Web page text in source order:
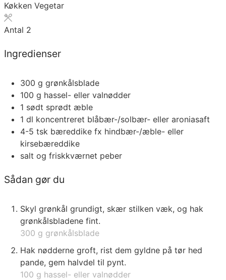
Køkken Vegetar
Antal 2
Ingredienser
300 g grønkålsblade
100 g hassel- eller valnødder
1 sødt sprødt æble
1 dl koncentreret blåbær-/solbær- eller aroniasaft
4-5 tsk bæreddike fx hindbær-/æble- eller
kirsebæreddike
salt og friskkværnet peber
Sådan gør du
Skyl grønkål grundigt, skær stilken væk, og hak
grønkålsbladene fint.
300 g grønkålsblade
Hak nødderne groft, rist dem gyldne på tør hed
pande, gem halvdel til pynt.
100 g hassel- eller valnødder